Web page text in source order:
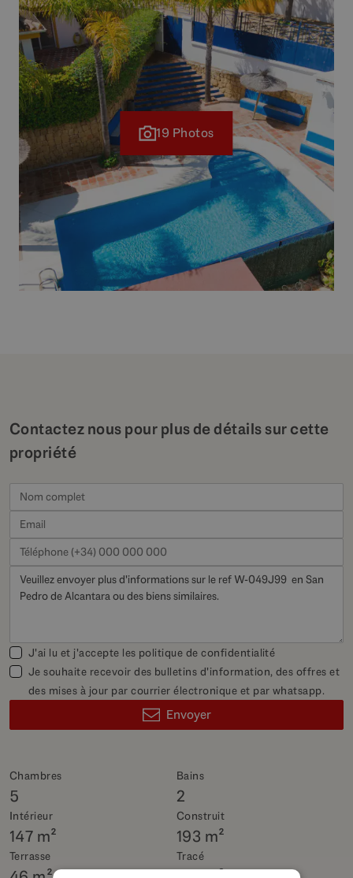
19 Photos
Contactez nous pour plus de détails sur cette
propriété
Chambres
5
Bains
2
Intérieur
147 m²
Construit
193 m²
Terrasse Tracé
J'ai lu et j'accepte les politique de confidentialité
Je souhaite recevoir des bulletins d'information, des offres et
des mises à jour par courrier électronique et par whatsapp.
Envoyer